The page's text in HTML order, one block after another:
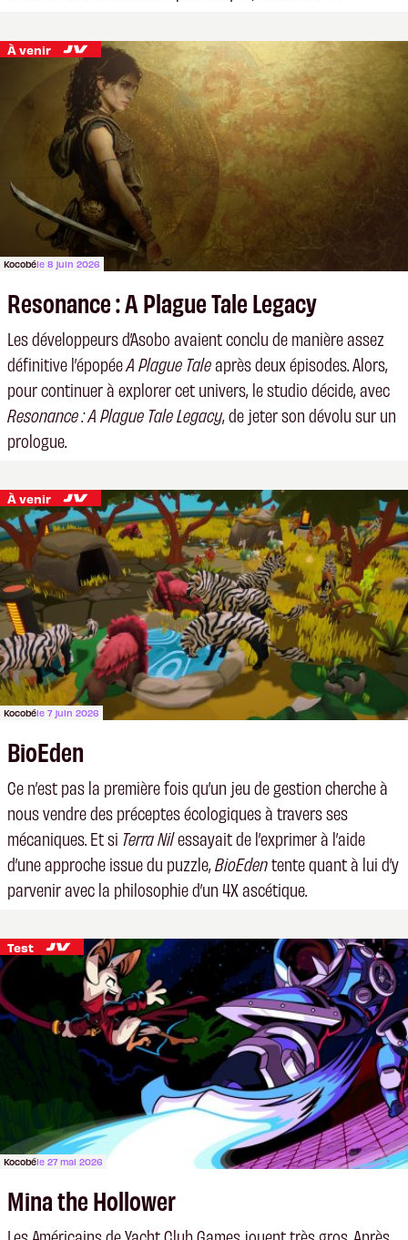
À venir
Kocobéle 8 juin 2026
Resonance : A Plague Tale Legacy
Les développeurs d’Asobo avaient conclu de manière assez
définitive l’épopéeA Plague Taleaprès deux épisodes. Alors,
pour continuer à explorer cet univers, le studio décide, avec
Resonance : A Plague Tale Legacy, de jeter son dévolu sur un
prologue.
À venir
Kocobéle 7 juin 2026
BioEden
Ce n’est pas la première fois qu’un jeu de gestion cherche à
nous vendre des préceptes écologiques à travers ses
mécaniques. Et si Terra Nilessayait de l’exprimer à l’aide
d’une approche issue du puzzle,BioEdentente quant à lui d’y
parvenir avec la philosophie d’un 4X ascétique.
Test
Kocobéle 27 mai 2026
Mina the Hollower